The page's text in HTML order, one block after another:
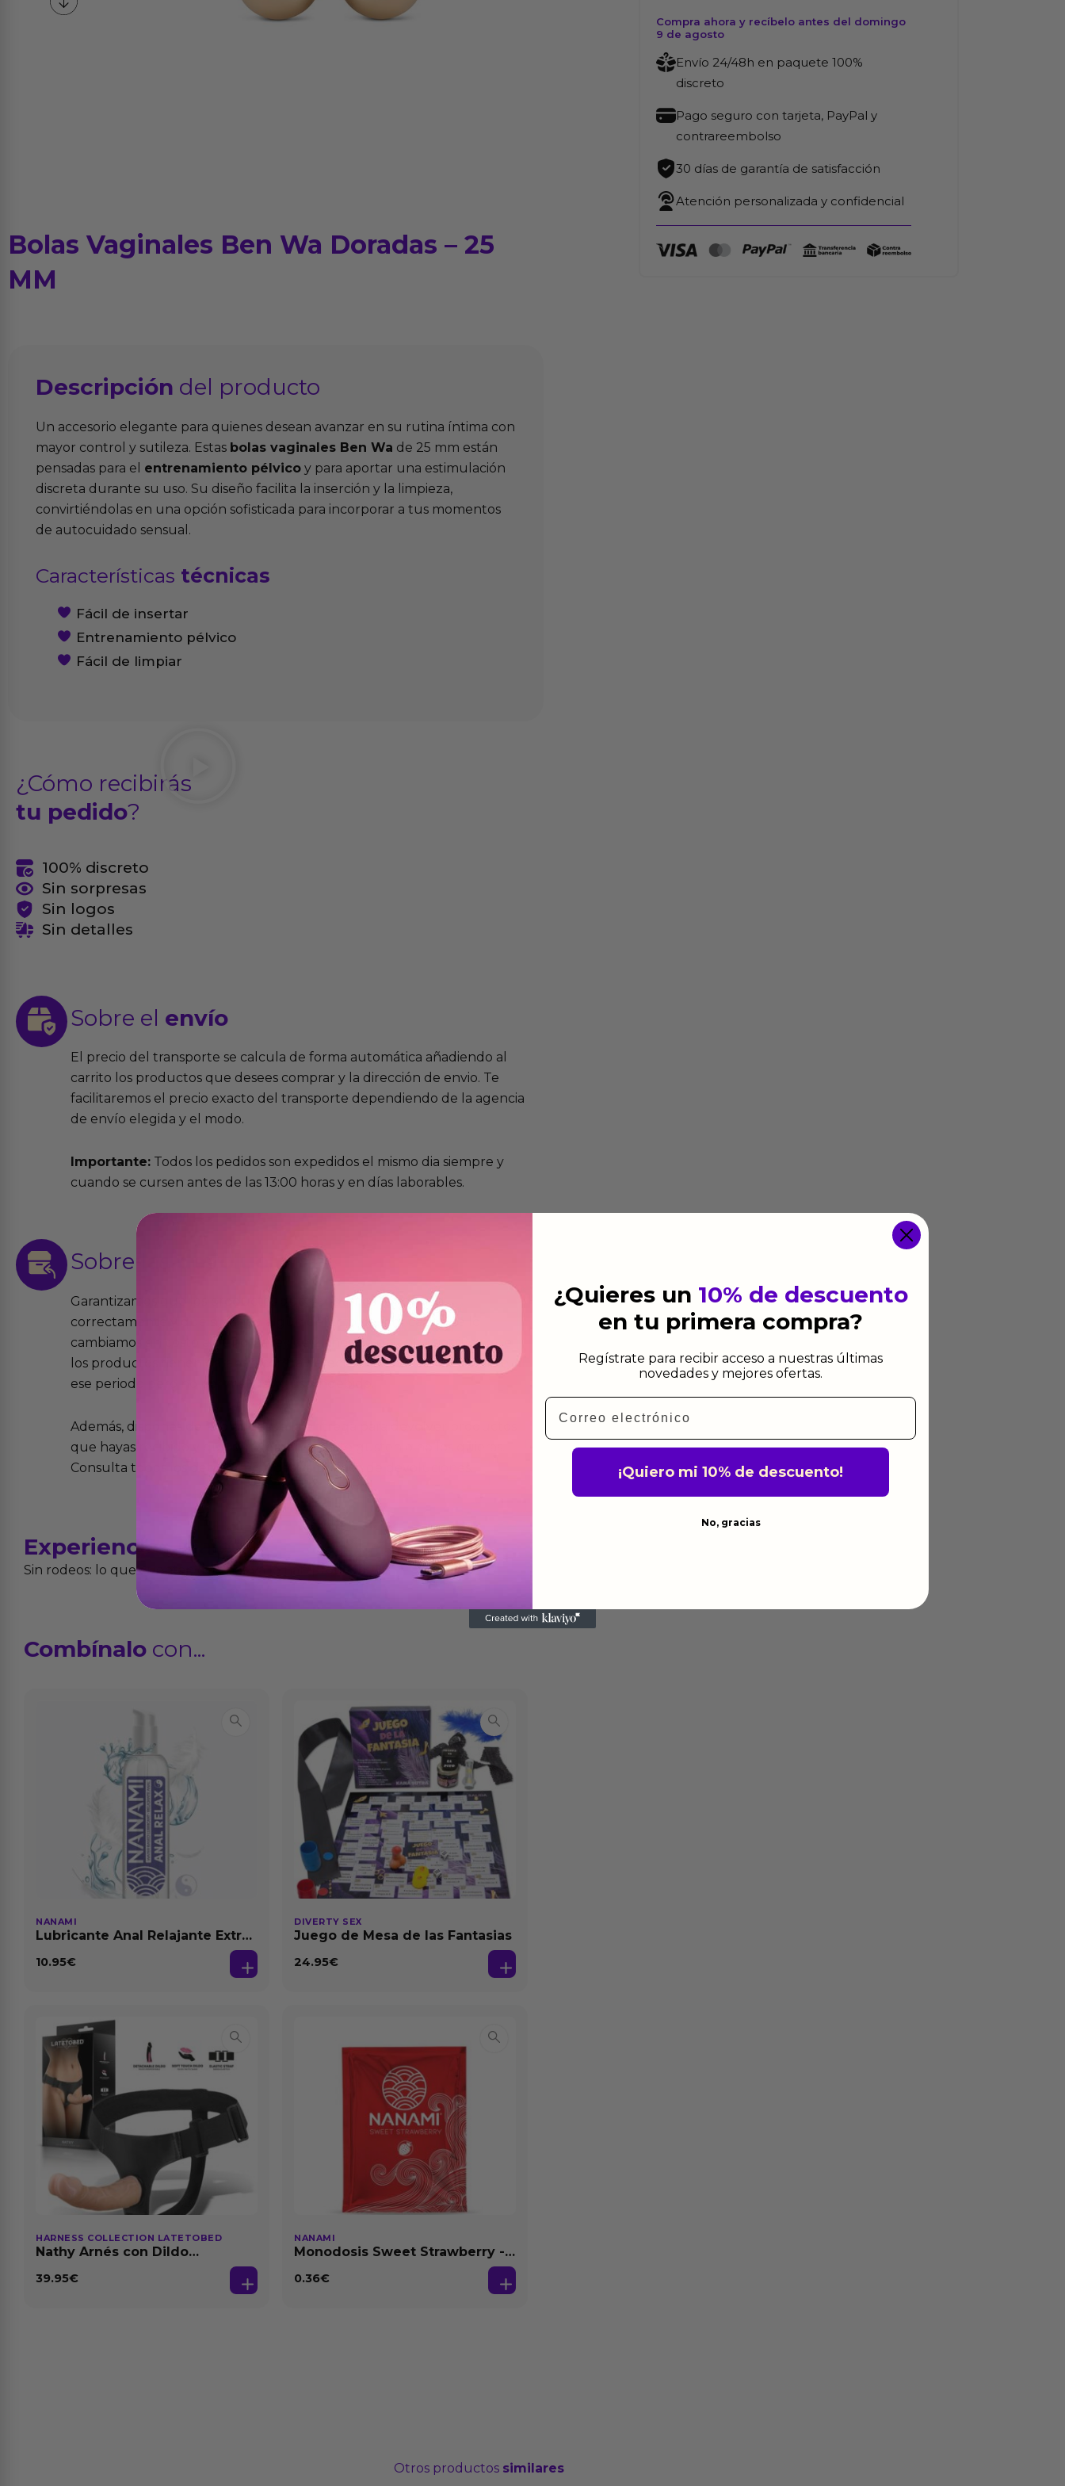
Bolas Vaginales Ben Wa Doradas – 25
MM
Descripción del producto
Un accesorio elegante para quienes desean avanzar en su rutina íntima con
mayor control y sutileza. Estas bolas vaginales Ben Wa de 25 mm están
pensadas para el entrenamiento pélvico y para aportar una estimulación
discreta durante su uso. Su diseño facilita la inserción y la limpieza,
convirtiéndolas en una opción sofisticada para incorporar a tus momentos
de autocuidado sensual.
Características técnicas
Fácil de insertar
Entrenamiento pélvico
Fácil de limpiar
¿Cómo recibirás
tu pedido?
100% discreto
Sin sorpresas
Sin logos
Sin detalles
Sobre el envío
El precio del transporte se calcula de forma automática añadiendo al
carrito los productos que desees comprar y la dirección de envio. Te
facilitaremos el precio exacto del transporte dependiendo de la agencia
de envío elegida y el modo.
Importante: Todos los pedidos son expedidos el mismo dia siempre y
cuando se cursen antes de las 13:00 horas y en días laborables.
Sobre las devoluciones
Garantizamos que los productos que vendemos funcionan
correctamente y que si tienen algún defecto de fabricación te lo
cambiamos sin costo alguno. La ley de 2 años de garantía significa que
los productos tienen garantía contra defectos de fabricación durante
ese periodo pero no por mal uso o uso indebido.
Además, dispones de 15 días desde la entrega para devolver productos
que hayas recibido y que simplemente no te gusten o no los quieras.
Consulta todos los detalles en nuestra política de devoluciones.
Experienciasreales
Sin rodeos: lo que cuentan quienes ya lo han probado
Combínalo con...
NANAMI
Lubricante Anal Relajante Extra
10.95€
DIVERTY SEX
Juego de Mesa de las Fantasias
24.95€
HARNESS COLLECTION LATETOBED
Nathy Arnés con Dildo
39.95€
NANAMI
Monodosis Sweet Strawberry -
0.36€
Compra ahora y recíbelo antes del domingo
9 de agosto
Envío 24/48h en paquete 100%
discreto
Pago seguro con tarjeta, PayPal y
contrareembolso
30 días de garantía de satisfacción
Atención personalizada y confidencial
Otros productos similares
¿Quieres un 10% de descuento
en tu primera compra?
Regístrate para recibir acceso a nuestras últimas
novedades y mejores ofertas.
Email
¡Quiero mi 10% de descuento!
No, gracias